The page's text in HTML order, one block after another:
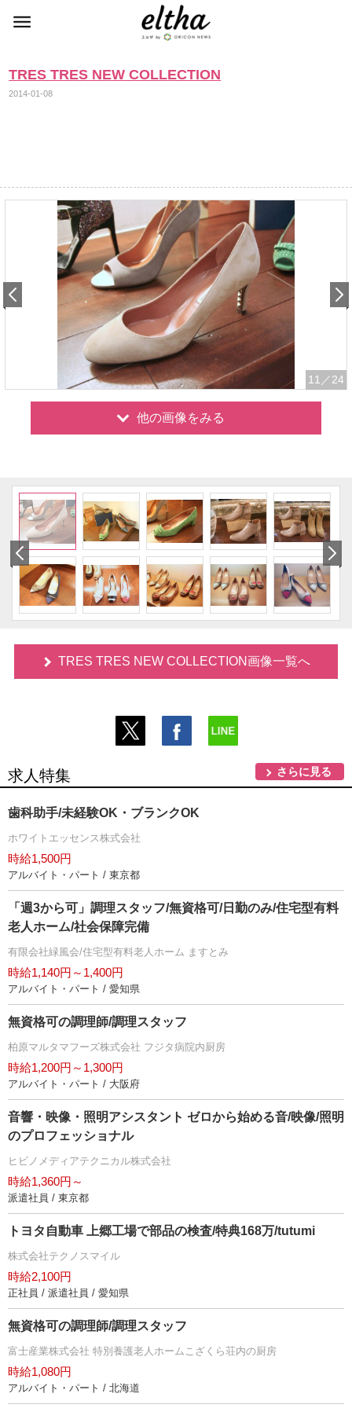
TRES TRES NEW COLLECTION
2014-01-08
11 ／24
他の画像をみる
TRES TRES NEW COLLECTION画像一覧へ
求人特集 さらに見る
歯科助手/未経験OK・ブランクOK
ホワイトエッセンス株式会社
時給1,500円
アルバイト・パート / 東京都
「週3から可」調理スタッフ/無資格可/日勤のみ/住宅型有料
老人ホーム/社会保障完備
有限会社緑風会/住宅型有料老人ホーム ますとみ
時給1,140円～1,400円
アルバイト・パート / 愛知県
無資格可の調理師/調理スタッフ
柏原マルタマフーズ株式会社 フジタ病院内厨房
時給1,200円～1,300円
アルバイト・パート / 大阪府
音響・映像・照明アシスタント ゼロから始める音/映像/照明
のプロフェッショナル
ヒビノメディアテクニカル株式会社
時給1,360円～
派遣社員 / 東京都
トヨタ自動車 上郷工場で部品の検査/特典168万/tutumi
株式会社テクノスマイル
時給2,100円
正社員 / 派遣社員 / 愛知県
無資格可の調理師/調理スタッフ
富士産業株式会社 特別養護老人ホームこざくら荘内の厨房
時給1,080円
アルバイト・パート / 北海道